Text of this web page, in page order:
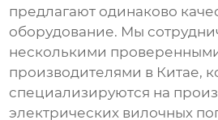
предлагают одинаково
оборудование. Мы
несколькими
производителями в Китае,
специализируются на
электрических вилочных